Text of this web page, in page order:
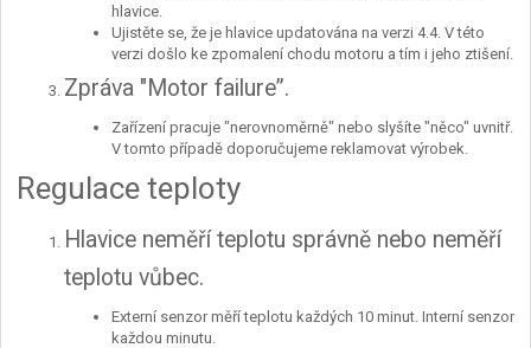
hlavice.
Ujistěte se, že je hlavice updatována na verzi 4.4. V této
verzi došlo ke zpomalení chodu motoru a tím i jeho ztišení.
Zpráva "Motor failure”.
Zařízení pracuje "nerovnoměrně" nebo slyšíte "něco" uvnitř.
V tomto případě doporučujeme reklamovat výrobek.
Regulace teploty
Hlavice neměří teplotu správně nebo neměří
teplotu vůbec.
Externí senzor měří teplotu každých 10 minut. Interní senzor
každou minutu.